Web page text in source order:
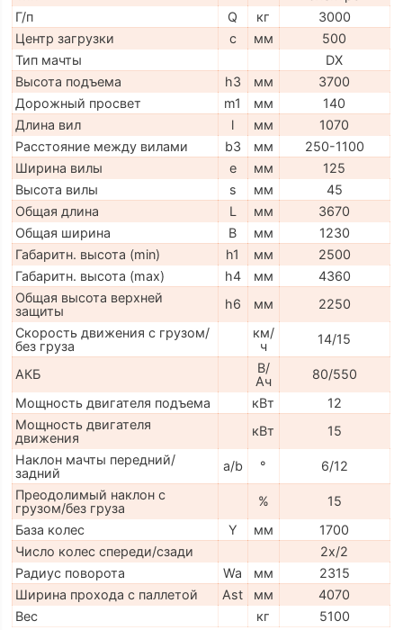
Г/п
Q кг
3000
Центр загрузки
c мм
500
Тип мачты
DX
Высота подъема
h3 мм
3700
Дорожный просвет
m1 мм
140
Длина вил
l мм
1070
Расстояние между вилами
b3 мм
250-1100
Ширина вилы
e мм
125
Высота вилы
s мм
45
Общая длина
L мм
3670
Общая ширина
B мм
1230
Габаритн. высота (min)
h1 мм
2500
Габаритн. высота (max)
h4 мм
4360
Общая высота верхней
защиты
h6 мм
2250
Скорость движения с грузом/
без груза
км/
ч
14/15
АКБ
В/
Ач
80/550
Мощность двигателя подъема
кВт
12
Мощность двигателя
движения
кВт
15
Наклон мачты передний/
задний
a/b °
6/12
Преодолимый наклон с
грузом/без груза
%
15
База колес
Y мм
1700
Число колес спереди/сзади
2x/2
Радиус поворота
Wa мм
2315
Ширина прохода с паллетой
Ast мм
4070
Вес
кг 5100